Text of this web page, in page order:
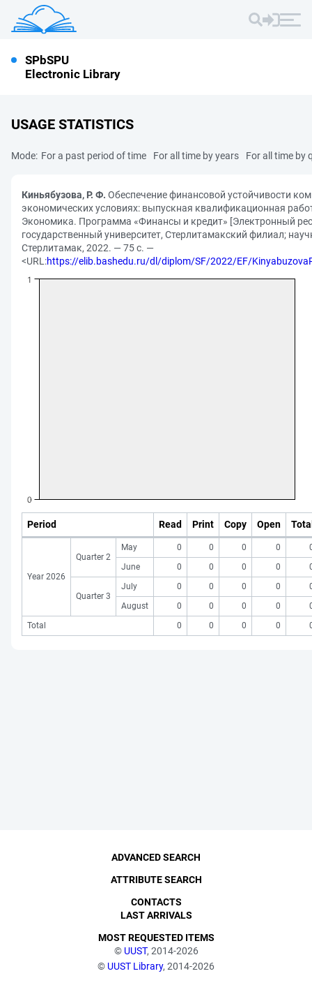
SPbSPU
Electronic Library
USAGE STATISTICS
Mode: For a past period of time For all time by years For all time by
Киньябузова, Р. Ф. Обеспечение финансовой устойчивости
экономических условиях: выпускная квалификационная
Экономика. Программа «Финансы и кредит» [Электронный
государственный университет, Стерлитамакский филиал;
Стерлитамак, 2022. — 75 с. —
<URL:https://elib.bashedu.ru/dl/diplom/SF/2022/EF/
Period Read Print Copy Open
Year 2026
Quarter 2
May 0 0 0 0
June
0 0 0 0
Quarter 3
July 0 0 0 0
August
0 0 0 0
Total
0 0 0 0
© UUST, 2014-2026
© UUST Library, 2014-2026
ADVANCED SEARCH
ATTRIBUTE SEARCH
CONTACTS
LAST ARRIVALS
MOST REQUESTED ITEMS